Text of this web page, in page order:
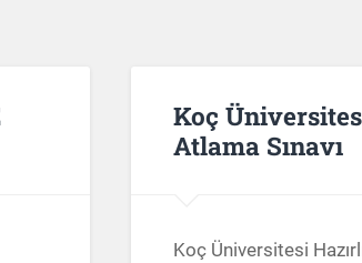
Koç
Atlama Sınavı
Koç Üniversitesi